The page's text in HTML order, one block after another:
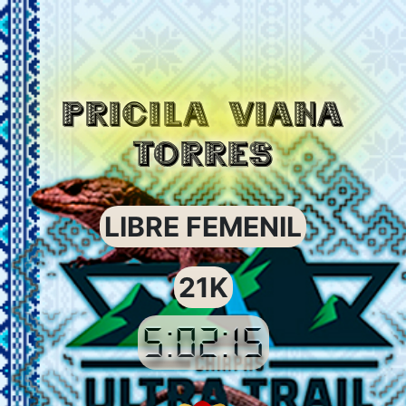
PRICILA VIANA
TORRES
LIBRE FEMENIL
21K
5:02:15